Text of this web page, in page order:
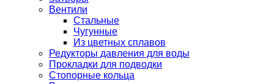
Вентили
Стальные
Чугунные
Из цветных сплавов
Редукторы давления для воды
Прокладки для подводки
Стопорные кольца